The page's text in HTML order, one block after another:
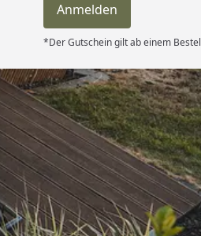
Anmelden
*Der Gutschein gilt ab einem
Versand